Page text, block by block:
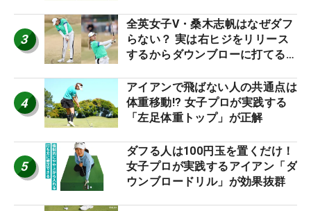
3
全英女子V・桑木志帆はなぜダフ
らない？ 実は右ヒジをリリース
するからダウンブローに打てる #
4
アイアンで飛ばない人の共通点は
体重移動!? 女子プロが実践する
「左足体重トップ」が正解
5
ダフる人は100円玉を置くだけ！
女子プロが実践するアイアン「ダ
ウンブロードリル」が効果抜群